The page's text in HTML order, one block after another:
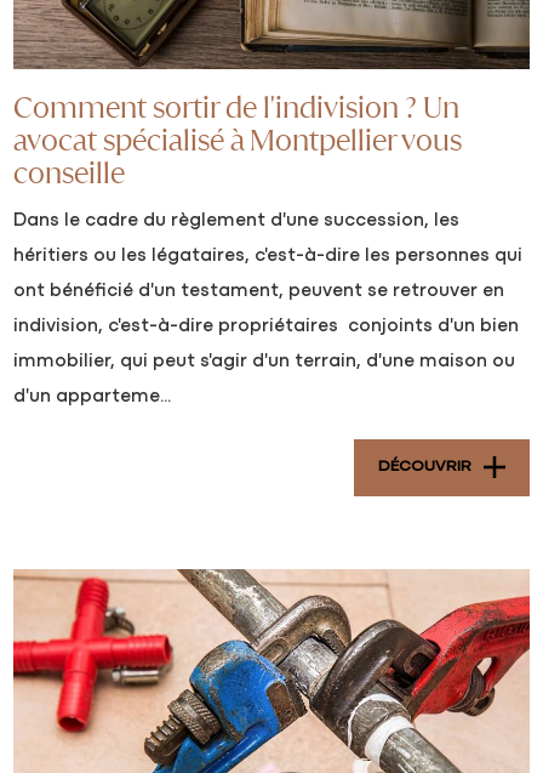
Comment sortir de l'indivision ? Un
avocat spécialisé à Montpellier vous
conseille
Dans le cadre du règlement d'une succession, les
héritiers ou les légataires, c'est-à-dire les personnes qui
ont bénéficié d'un testament, peuvent se retrouver en
indivision, c'est-à-dire propriétaires conjoints d'un bien
immobilier, qui peut s'agir d'un terrain, d'une maison ou
d'un apparteme...
DÉCOUVRIR